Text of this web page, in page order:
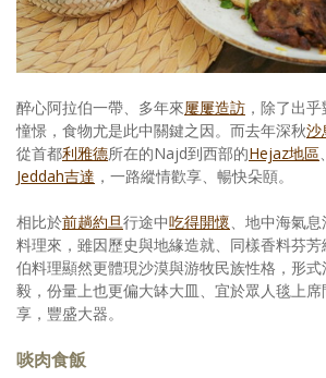
創意出版服務
歷史區
關於Yilan
個人著作
媒體報導一覽
合作與代言
醉心阿拉伯一帶、多年來屢屢造訪 ，除了出
憧憬，食物尤是此中關鍵之因。而去年深秋沙
從首都利雅德所在的Najd到西部的Hejaz地區
Jeddah吉達 ，一路縱情歡享、暢快朵頤。
相比於前趟約旦行途中吃得開懷 、地中海氣
料理來，雖因歷史與地緣造就、同樣香料芬
伯料理顯然更體現沙漠與游牧民族性格，形
毅，份量上也更偏大缽大皿、宜於眾人毯上
享，豐盛大器。
啖肉食飯